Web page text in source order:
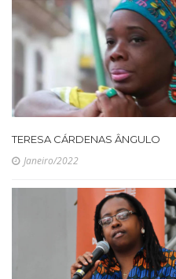
TERESA CÁRDENAS ÂNGULO
Janeiro/2022